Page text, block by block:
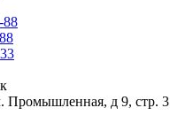
88
Промышленная, д 9, стр. 3